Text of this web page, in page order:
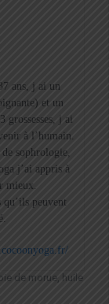
ans, j ai un
et un
grossesses, j ai
à l’humain.
sophrologie,
j’ai appris à
mieux.
qu’ils peuvent
de morue, huile